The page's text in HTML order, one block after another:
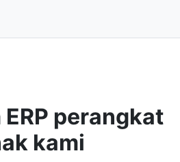
perangkat
kami